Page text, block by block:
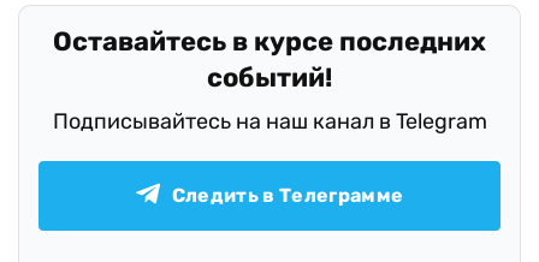
Оставайтесь в курсе последних
событий!
Подписывайтесь на наш канал в Telegram
Следить в Телеграмме